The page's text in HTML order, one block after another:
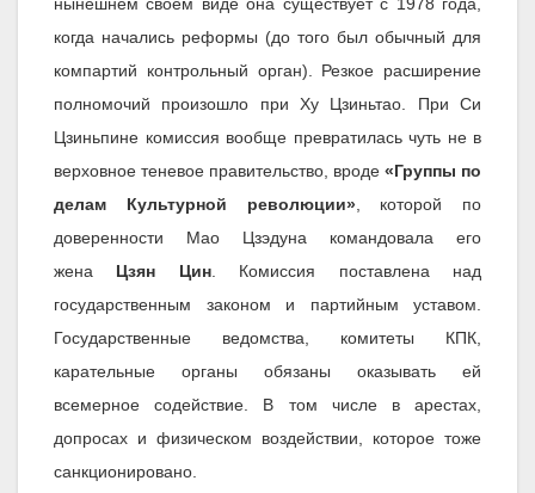
когда начались реформы (до того был обычный для
компартий контрольный орган). Резкое расширение
полномочий произошло при Ху Цзиньтао. При Си
Цзиньпине комиссия вообще превратилась чуть не в
верховное теневое правительство, вроде «Группы по
делам Культурной революции», которой по
доверенности Мао Цзэдуна командовала его
жена Цзян Цин. Комиссия поставлена над
государственным законом и партийным уставом.
Государственные ведомства, комитеты КПК,
карательные органы обязаны оказывать ей
всемерное содействие. В том числе в арестах,
допросах и физическом воздействии, которое тоже
санкционировано.